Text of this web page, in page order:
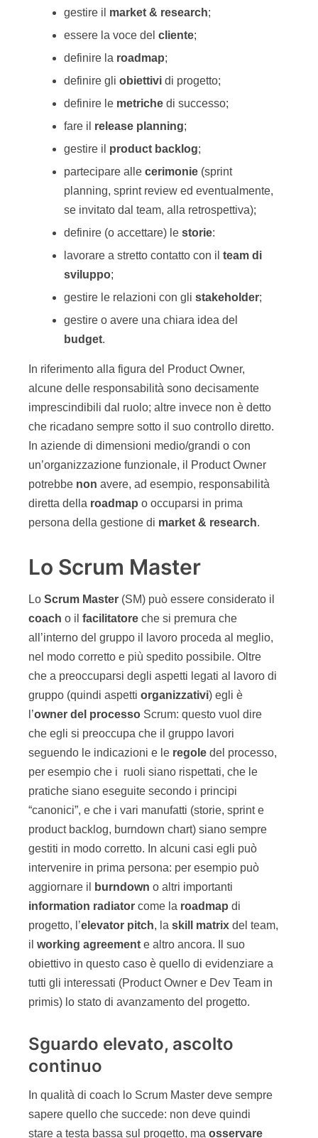
gestire il market & research;
essere la voce del cliente;
definire la roadmap;
definire gli obiettivi di progetto;
definire le metriche di successo;
fare il release planning;
gestire il product backlog;
partecipare alle cerimonie (sprint
planning, sprint review ed eventualmente,
se invitato dal team, alla retrospettiva);
definire (o accettare) le storie:
lavorare a stretto contatto con il team di
sviluppo;
gestire le relazioni con gli stakeholder;
gestire o avere una chiara idea del
budget.
In riferimento alla figura del Product Owner,
alcune delle responsabilità sono decisamente
imprescindibili dal ruolo; altre invece non è detto
che ricadano sempre sotto il suo controllo diretto.
In aziende di dimensioni medio/grandi o con
un’organizzazione funzionale, il Product Owner
potrebbe non avere, ad esempio, responsabilità
diretta della roadmap o occuparsi in prima
persona della gestione di market & research.
Lo Scrum Master
Lo Scrum Master (SM) può essere considerato il
coach o il facilitatore che si premura che
all’interno del gruppo il lavoro proceda al meglio,
nel modo corretto e più spedito possibile. Oltre
che a preoccuparsi degli aspetti legati al lavoro di
gruppo (quindi aspetti organizzativi) egli è
l’owner del processo Scrum: questo vuol dire
che egli si preoccupa che il gruppo lavori
seguendo le indicazioni e le regole del processo,
per esempio che i ruoli siano rispettati, che le
pratiche siano eseguite secondo i principi
“canonici”, e che i vari manufatti (storie, sprint e
product backlog, burndown chart) siano sempre
gestiti in modo corretto. In alcuni casi egli può
intervenire in prima persona: per esempio può
aggiornare il
burndown o altri importanti
information radiator come la roadmap di
progetto, l’elevator pitch, la skill matrix del team,
il working agreement e altro ancora. Il suo
obiettivo in questo caso è quello di evidenziare a
tutti gli interessati (Product Owner e Dev Team in
primis) lo stato di avanzamento del progetto.
Sguardo elevato, ascolto
continuo
In qualità di coach lo Scrum Master deve sempre
sapere quello che succede: non deve quindi
stare a testa bassa sul progetto, ma osservare